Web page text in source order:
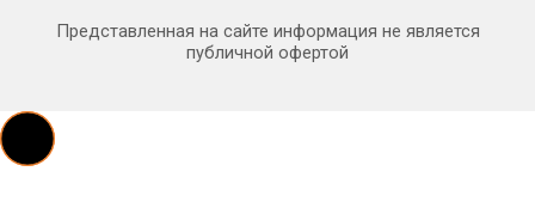
Представленная на сайте информация не является
публичной офертой